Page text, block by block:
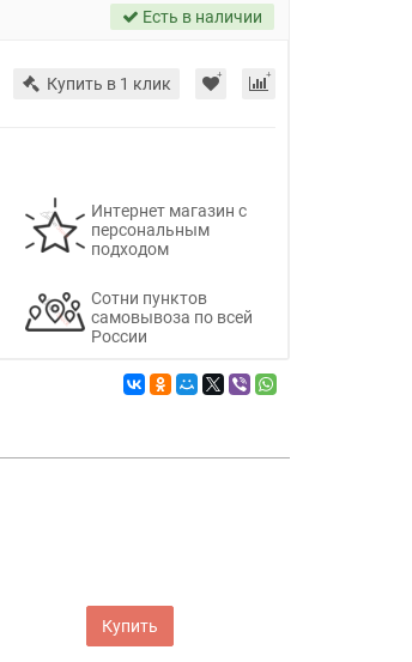
Есть в наличии
Купить в 1 клик
Интернет магазин с
персональным
подходом
Сотни пунктов
самовывоза по всей
России
Купить